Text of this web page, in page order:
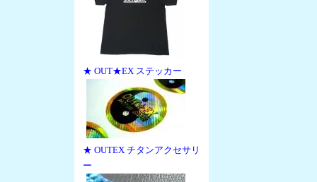
★ OUT★EX ステッカー
★ OUTEX チタンアクセサリ
ー